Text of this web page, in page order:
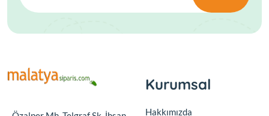
Kurumsal
Hakkımızda